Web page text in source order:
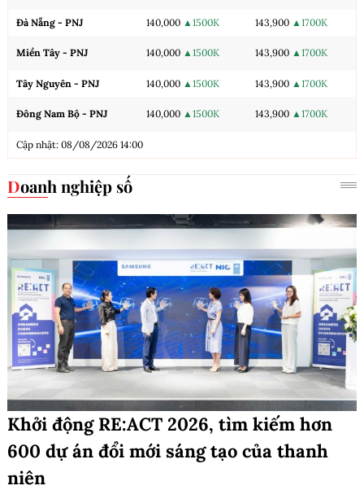
Đà Nẵng - PNJ 140,000 ▲1500K 143,900 ▲1700K
Miền Tây - PNJ 140,000 ▲1500K 143,900 ▲1700K
Tây Nguyên - PNJ 140,000 ▲1500K 143,900 ▲1700K
Đông Nam Bộ - PNJ 140,000 ▲1500K 143,900 ▲1700K
Cập nhật: 08/08/2026 14:00
Doanh nghiệp số
Khởi động RE:ACT 2026, tìm kiếm hơn
600 dự án đổi mới sáng tạo của thanh
niên